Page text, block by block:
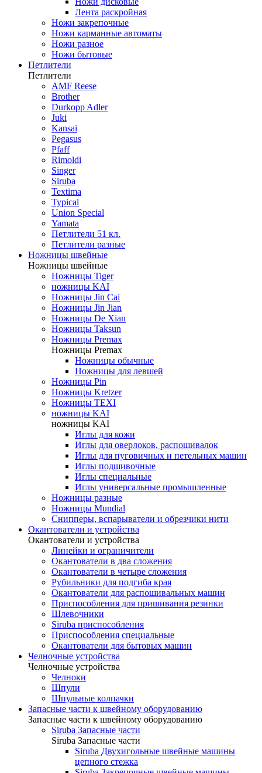
Лента раскройная
Ножи закрепочные
Ножи карманные автоматы
Ножи разное
Ножи бытовые
Петлители
Петлители
AMF Reese
Brother
Durkopp Adler
Juki
Kansai
Pegasus
Pfaff
Rimoldi
Singer
Siruba
Textima
Typical
Union Special
Yamata
Петлители 51 кл.
Петлители разные
Ножницы швейные
Ножницы швейные
Ножницы Tiger
ножницы KAI
Ножницы Jin Cai
Ножницы Jin Jian
Ножницы De Xian
Ножницы Taksun
Ножницы Premax
Ножницы Premax
Ножницы обычные
Ножницы для левшей
Ножницы Pin
Ножницы Kretzer
Ножницы TEXI
ножницы KAI
ножницы KAI
Иглы для кожи
Иглы для оверлоков, распошивалок
Иглы для пуговичных и петельных машин
Иглы подшивочные
Иглы специальные
Иглы универсальные промышленные
Ножницы разные
Ножницы Mundial
Снипперы, вспарыватели и обрезчики нити
Окантователи и устройства
Окантователи и устройства
Линейки и ограничители
Окантователи в два сложения
Окантователи в четыре сложения
Рубильники для подгиба края
Окантователи для распошивальных машин
Приспособления для пришивания резинки
Шлевочники
Siruba приспособления
Приспособления специальные
Окантователи для бытовых машин
Челночные устройства
Челночные устройства
Челноки
Шпули
Шпульные колпачки
Запасные части к швейному оборудованию
Запасные части к швейному оборудованию
Siruba Запасные части
Siruba Запасные части
Siruba Двухигольные швейные машины
цепного стежка